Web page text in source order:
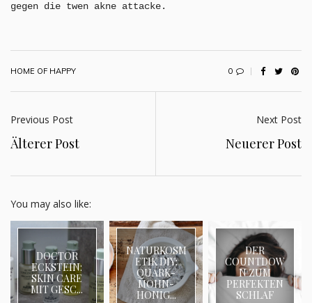
gegen die twen akne attacke.
HOME OF HAPPY 0
Previous Post
Älterer Post
Next Post
Neuerer Post
You may also like:
DOCTOR
ECKSTEIN:
SKIN CARE
MIT GESC...
NATURKOSM
ETIK DIY:
QUARK-
MOHN-
HONIG...
DER
COUNTDOW
N ZUM
PERFEKTEN
SCHLAF